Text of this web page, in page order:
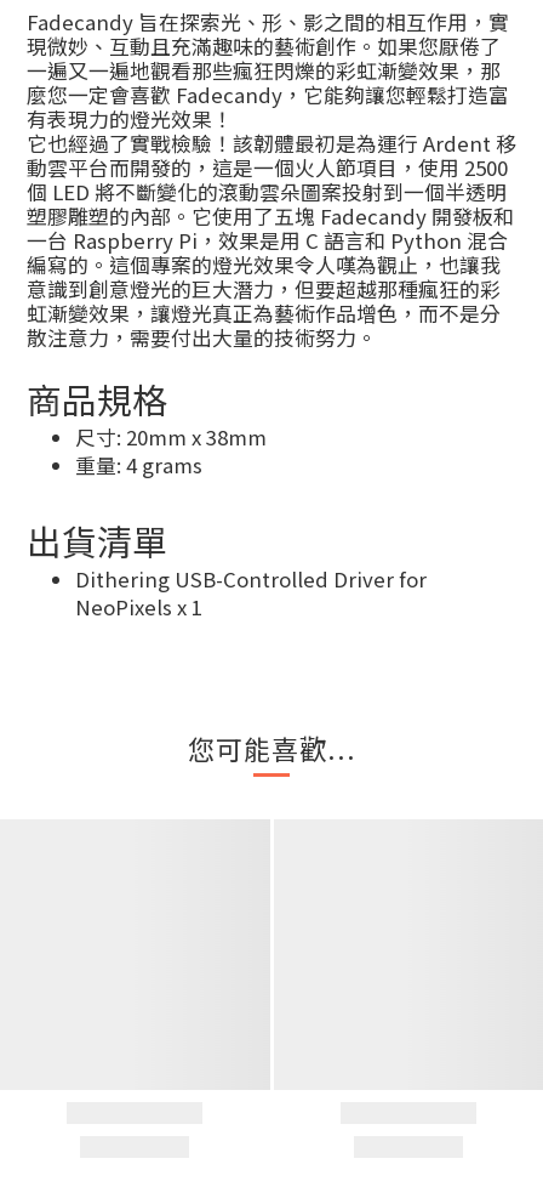
Fadecandy 旨在探索光、形、影之間的相互作用，實
現微妙、互動且充滿趣味的藝術創作。如果您厭倦了
一遍又一遍地觀看那些瘋狂閃爍的彩虹漸變效果，那
麼您一定會喜歡 Fadecandy，它能夠讓您輕鬆打造富
有表現力的燈光效果！
它也經過了實戰檢驗！該韌體最初是為運行 Ardent 移
動雲平台而開發的，這是一個火人節項目，使用 2500
個 LED 將不斷變化的滾動雲朵圖案投射到一個半透明
塑膠雕塑的內部。它使用了五塊 Fadecandy 開發板和
一台 Raspberry Pi，效果是用 C 語言和 Python 混合
編寫的。這個專案的燈光效果令人嘆為觀止，也讓我
意識到創意燈光的巨大潛力，但要超越那種瘋狂的彩
虹漸變效果，讓燈光真正為藝術作品增色，而不是分
散注意力，需要付出大量的技術努力。
商品規格
尺寸: 20mm x 38mm
重量: 4 grams
出貨清單
Dithering USB-Controlled Driver for
NeoPixels x 1
您可能喜歡...